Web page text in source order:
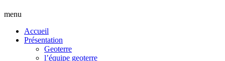
menu
Accueil
Présentation
Geoterre
l’équipe geoterre